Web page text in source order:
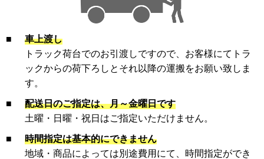
■
車上渡し
トラック荷台でのお引渡しですので、お客様にてトラ
ックからの荷下ろしとそれ以降の運搬をお願い致しま
す。
■
配送日のご指定は、月～金曜日です
土曜・日曜・祝日はご指定いただけません。
■
時間指定は基本的にできません
地域・商品によっては別途費用にて、時間指定ができ